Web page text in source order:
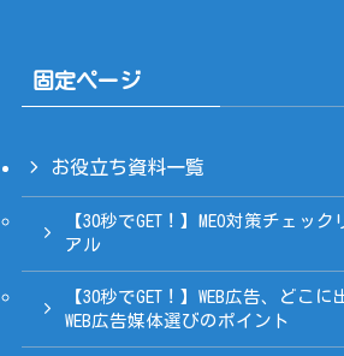
固定ページ
お役立ち資料一覧
【30秒でGET！】MEO対策チェッ
アル
【30秒でGET！】WEB広告、どこ
WEB広告媒体選びのポイント